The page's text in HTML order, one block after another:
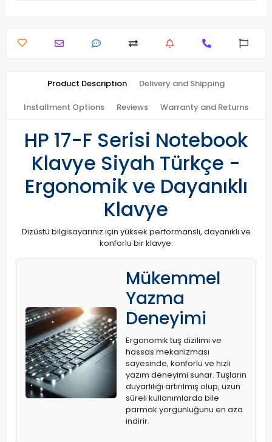
Product Description Delivery and Shipping
Installment Options Reviews Warranty and Returns
HP 17-F Serisi Notebook
Klavye Siyah Türkçe -
Ergonomik ve Dayanıklı
Klavye
Dizüstü bilgisayarınız için yüksek performanslı, dayanıklı ve
konforlu bir klavye.
Mükemmel
Yazma
Deneyimi
Ergonomik tuş dizilimi ve
hassas mekanizması
sayesinde, konforlu ve hızlı
yazım deneyimi sunar. Tuşların
duyarlılığı artırılmış olup, uzun
süreli kullanımlarda bile
parmak yorgunluğunu en aza
indirir.